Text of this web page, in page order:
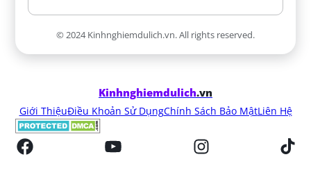
© 2024 Kinhnghiemdulich.vn. All rights reserved.
Kinhnghiemdulich.vn
Giới ThiệuĐiều Khoản Sử DụngChính Sách Bảo MậtLiên Hệ